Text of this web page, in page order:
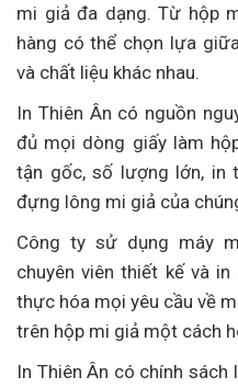
mi giả đa dạng. Từ hộp
hàng có thể chọn lựa
và chất liệu khác nhau.
In Thiên Ân có nguồn
đủ mọi dòng giấy làm
tận gốc, số lượng lớn, in
đựng lông mi giả của
Công ty sử dụng máy
chuyên viên thiết kế và
thực hóa mọi yêu cầu về
trên hộp mi giả một cách
In Thiên Ân có chính sách